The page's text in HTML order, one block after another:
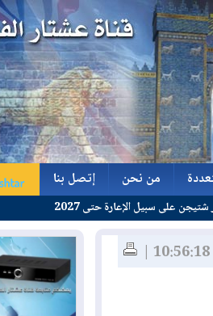
من نحن
من نحن
إتصل بنا
إتصل بنا
حتى 2027